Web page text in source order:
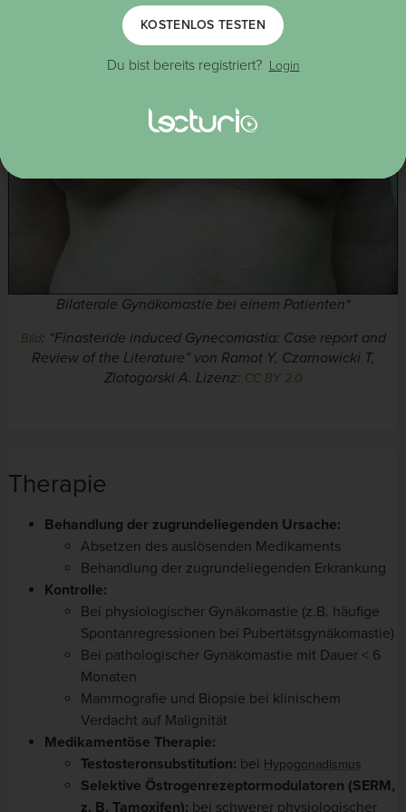
Bilaterale Gynäkomastie bei einem Patienten*
Bild: “Finasteride induced Gynecomastia: Case report and
Review of the Literature” von Ramot Y, Czarnowicki T,
Zlotogorski A. Lizenz: CC BY 2.0
Therapie
Behandlung der zugrundeliegenden Ursache:
Absetzen des auslösenden Medikaments
Behandlung der zugrundeliegenden Erkrankung
Kontrolle:
Bei physiologischer Gynäkomastie (z.B. häufige
Spontanregressionen bei Pubertätsgynäkomastie)
Bei pathologischer Gynäkomastie mit Dauer < 6
Monaten
Mammografie und Biopsie bei klinischem
Verdacht auf Malignität
Medikamentöse Therapie:
Testosteronsubstitution: bei Hypogonadismus
Selektive Östrogenrezeptormodulatoren (SERM,
z. B. Tamoxifen): bei schwerer physiologischer
KOSTENLOS TESTEN
Du bist bereits registriert? Login